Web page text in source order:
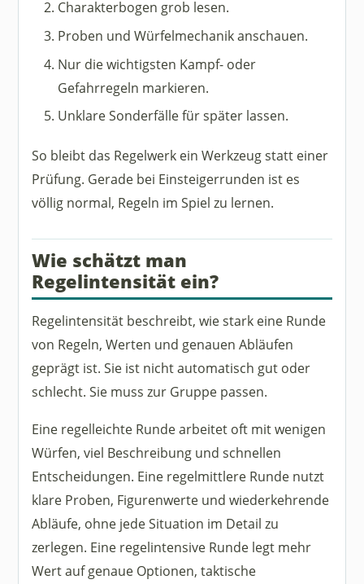
Charakterbogen grob lesen.
Proben und Würfelmechanik anschauen.
Nur die wichtigsten Kampf- oder
Gefahrregeln markieren.
Unklare Sonderfälle für später lassen.
So bleibt das Regelwerk ein Werkzeug statt einer
Prüfung. Gerade bei Einsteigerrunden ist es
völlig normal, Regeln im Spiel zu lernen.
Wie schätzt man
Regelintensität ein?
Regelintensität beschreibt, wie stark eine Runde
von Regeln, Werten und genauen Abläufen
geprägt ist. Sie ist nicht automatisch gut oder
schlecht. Sie muss zur Gruppe passen.
Eine regelleichte Runde arbeitet oft mit wenigen
Würfen, viel Beschreibung und schnellen
Entscheidungen. Eine regelmittlere Runde nutzt
klare Proben, Figurenwerte und wiederkehrende
Abläufe, ohne jede Situation im Detail zu
zerlegen. Eine regelintensive Runde legt mehr
Wert auf genaue Optionen, taktische